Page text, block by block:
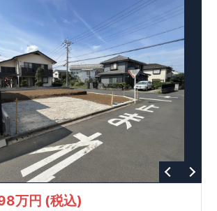
（徒歩8
口（徒歩
10分）
ス前川2丁目店（徒歩7分）
9分）
ト川口神根店（徒歩4分）​ ​ ​東栄住宅ブルーミ
だわりの家づくり
もっと詳しく
か。が明確だからこそ、お客様の安心に繋が
業が互いに協力しあい、最良のプランを提供
ジンを抑えることで、コストダウンに努めて
もっと詳しく
万円 (税込)